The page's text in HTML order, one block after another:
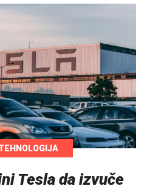
Tesla da izvuče